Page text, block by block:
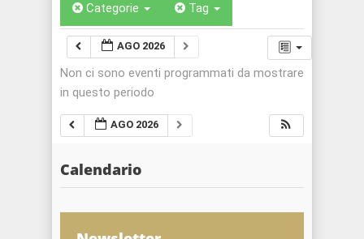
Categorie Tag
AGO 2026
Non ci sono eventi programmati da mostrare
in questo periodo
AGO 2026
Calendario